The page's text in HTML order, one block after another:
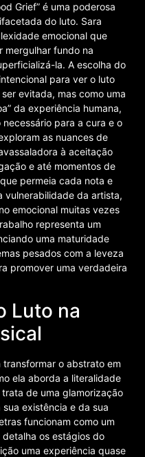
Grief” é uma poderosa
do luto. Sara
emocional que
mergulhar fundo na
la. A escolha do
para ver o luto
evitada, mas como uma
da experiência humana,
para a cura e o
as nuances de
à aceitação
e até momentos de
permeia cada nota e
vulnerabilidade da artista,
emocional muitas vezes
representa um
uma maturidade
pesados com a leveza
promover uma verdadeira
Luto na
transformar o abstrato em
ela aborda a literalidade
de uma glamorização
existência e da sua
funcionam como um
os estágios do
uma experiência quase